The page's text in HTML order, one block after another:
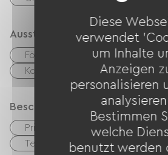
Ausstattung
Fön Babyausstattung
Kostenloses WLAN
Beschreibung
Privates, umzäuntes Gelände
Terrasse
Diese
verwendet
um Inhalte
Anzeigen
personalisieren
Bestimmen
welche
benutzt werden